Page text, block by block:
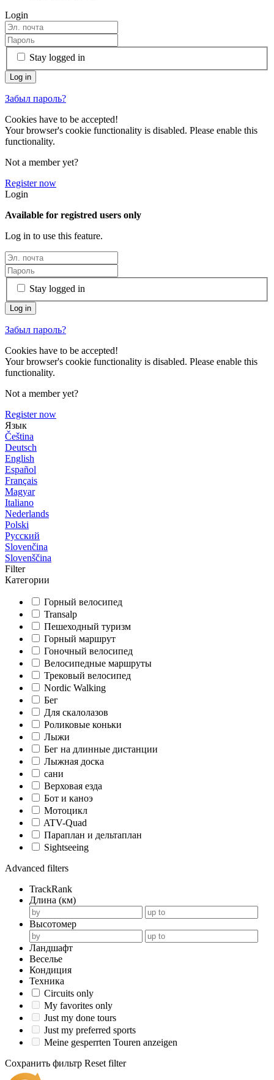
Login
Stay logged in
Забыл пароль?
Cookies have to be accepted!
Your browser's cookie functionality is disabled. Please enable this
functionality.
Not a member yet?
Register now
Login
Available for registred users only
Log in to use this feature.
Stay logged in
Забыл пароль?
Cookies have to be accepted!
Your browser's cookie functionality is disabled. Please enable this
functionality.
Not a member yet?
Register now
Язык
Čeština
Deutsch
English
Español
Français
Magyar
Italiano
Nederlands
Polski
Русский
Slovenčina
Slovenščina
Filter
Категории
Горный велосипед
Transalp
Пешеходный туризм
Горный маршрут
Гоночный велосипед
Велосипедные маршруты
Трековый велосипед
Nordic Walking
Бег
Для скалолазов
Роликовые коньки
Лыжи
Бег на длинные дистанции
Лыжная доска
сани
Верховая езда
Бот и каноэ
Мотоцикл
ATV-Quad
Параплан и дельтаплан
Sightseeing
Advanced filters
TrackRank
Длина (км)
Высотомер
Ландшафт
Веселье
Кондиция
Техника
Circuits only
My favorites only
Just my done tours
Just my preferred sports
Meine gesperrten Touren anzeigen
Сохранить фильтр Reset filter